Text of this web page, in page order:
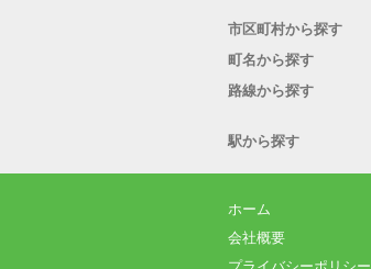
市区町村から探す
町名から探す
路線から探す
駅から探す
ホーム
会社概要